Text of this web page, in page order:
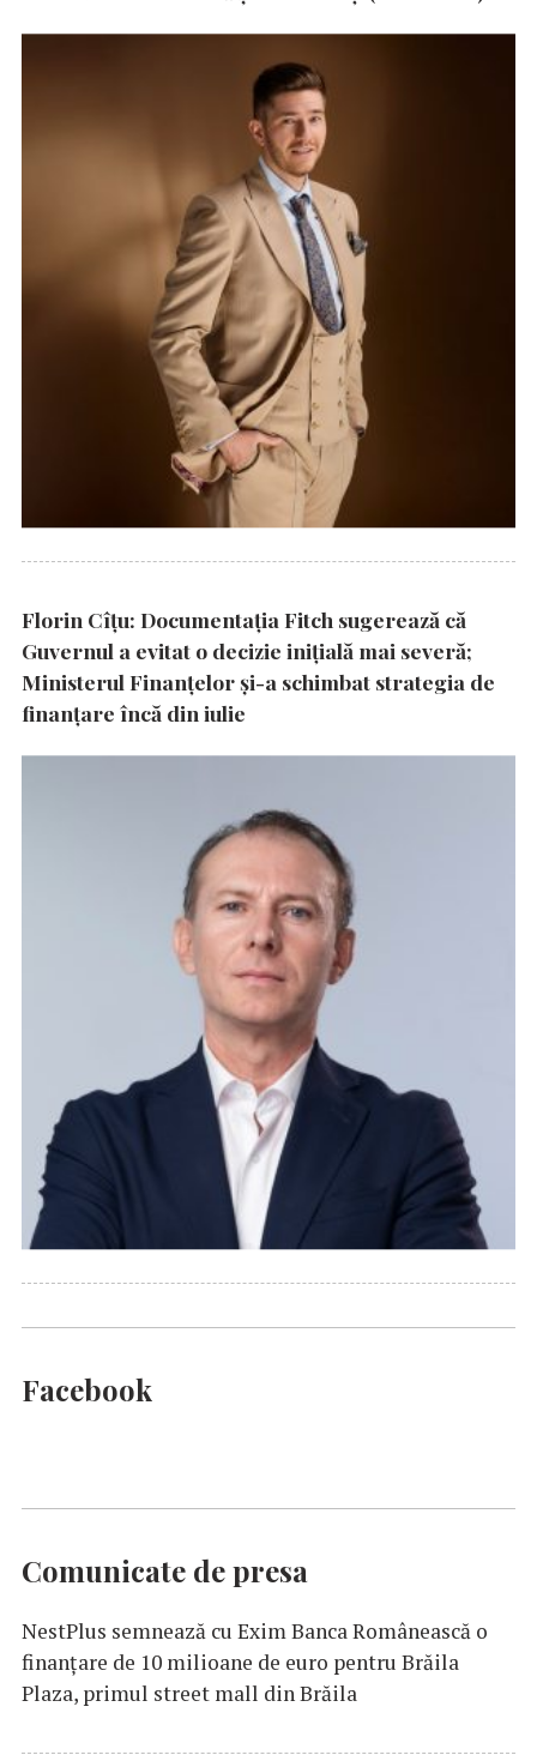
Florin Cîțu: Documentația Fitch sugerează că
Guvernul a evitat o decizie inițială mai severă;
Ministerul Finanțelor și-a schimbat strategia de
finanțare încă din iulie
Facebook
Comunicate de presa
NestPlus semnează cu Exim Banca Românească o
finanțare de 10 milioane de euro pentru Brăila
Plaza, primul street mall din Brăila